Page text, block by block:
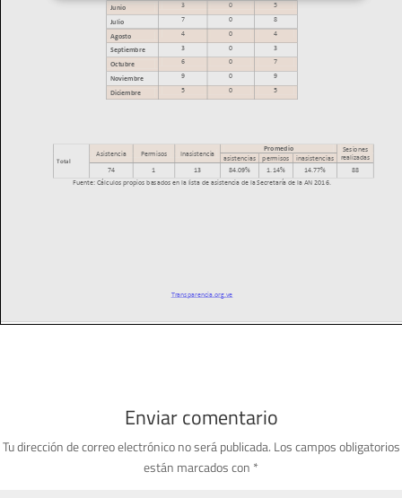
Enviar comentario
Tu dirección de correo electrónico no será publicada. Los campos obligatorios
están marcados con *